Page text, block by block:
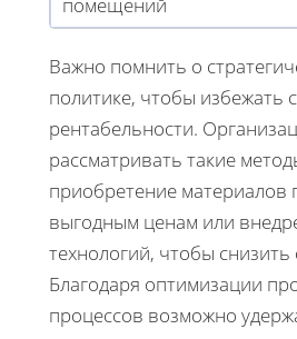
Важно помнить о
политике, чтобы избежать
рентабельности.
рассматривать такие
приобретение материалов
выгодным ценам или
технологий, чтобы снизить
Благодаря оптимизации
процессов возможно